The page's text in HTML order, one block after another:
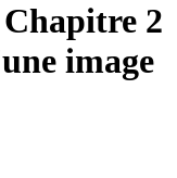
2
image